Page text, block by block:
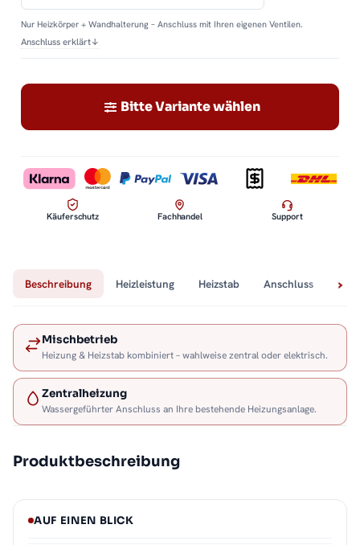
Nur Heizkörper + Wandhalterung – Anschluss mit Ihren eigenen Ventilen.
Anschluss erklärt↓
Bitte Variante wählen
Käuferschutz Fachhandel Support
Beschreibung Heizleistung Heizstab Anschluss
Mischbetrieb
Heizung & Heizstab kombiniert – wahlweise zentral oder elektrisch.
Zentralheizung
Wassergeführter Anschluss an Ihre bestehende Heizungsanlage.
Produktbeschreibung
AUF EINEN BLICK